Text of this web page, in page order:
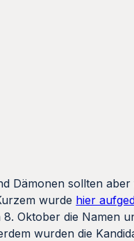
Dämonen sollten
wurde hier
Oktober die Namen
wurden die